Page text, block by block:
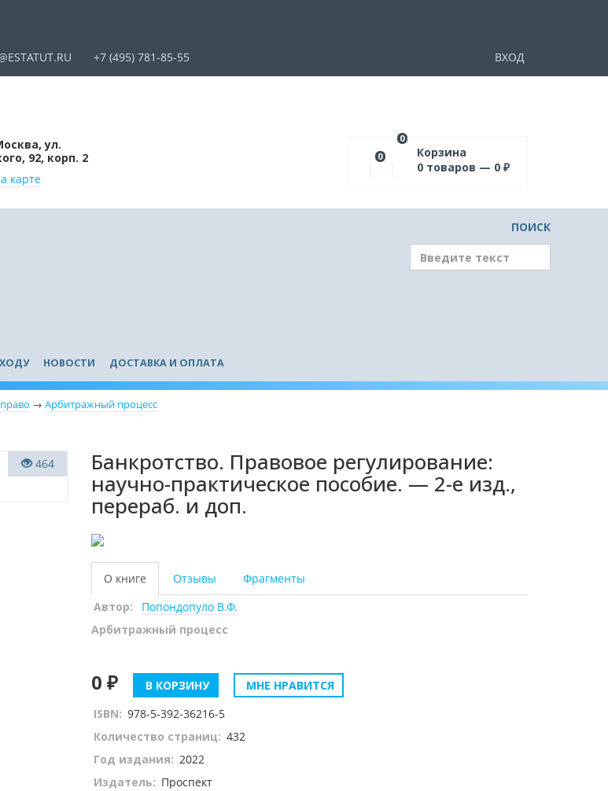
+7 (495) 781-85-55 ВХОД
ул.
92, корп. 2
карте
0
0
Корзина
0 товаров — 0 ₽
НОВОСТИ ДОСТАВКА И ОПЛАТА
ПОИСК
→ Арбитражный процесс
464 Банкротство. Правовое регулирование:
научно-практическое пособие. — 2-е изд.,
перераб. и доп.
О книге Отзывы
Фрагменты
Автор:
Попондопуло В.Ф.
Арбитражный процесс
0 ₽ В КОРЗИНУ
МНЕ НРАВИТСЯ
ISBN: 978-5-392-36216-5
Количество страниц: 432
Год издания: 2022
Издатель: Проспект